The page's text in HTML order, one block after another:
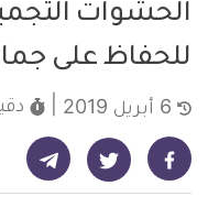
الحشوات
للحفاظ على
شارك على فيسبوك - ديلي ميديكال انفو شارك على تويتر - ديلي ميديكال انفو شارك على تيليجرام - ديلي ميديكال انفو